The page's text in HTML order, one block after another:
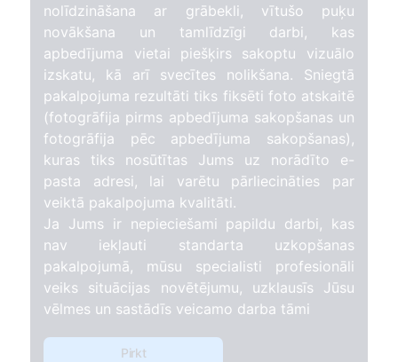
nolīdzināšana ar grābekli, vītušo puķu
novākšana un tamlīdzīgi darbi, kas
apbedījuma vietai piešķirs sakoptu vizuālo
izskatu, kā arī svecītes nolikšana. Sniegtā
pakalpojuma rezultāti tiks fiksēti foto atskaitē
(fotogrāfija pirms apbedījuma sakopšanas un
fotogrāfija pēc apbedījuma sakopšanas),
kuras tiks nosūtītas Jums uz norādīto e-
pasta adresi, lai varētu pārliecināties par
veiktā pakalpojuma kvalitāti.
Ja Jums ir nepieciešami papildu darbi, kas
nav iekļauti standarta uzkopšanas
pakalpojumā, mūsu specialisti profesionāli
veiks situācijas novētējumu, uzklausīs Jūsu
vēlmes un sastādīs veicamo darba tāmi
Pirkt